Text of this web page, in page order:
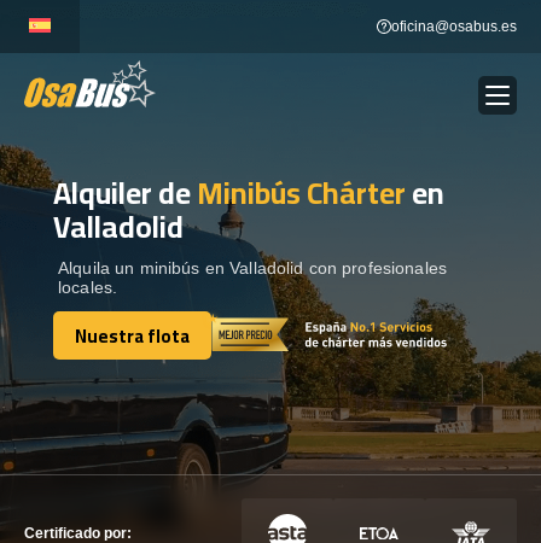
content
oficina@osabus.es
ALQUILER DE AUTOCARES Show dropdown
DESTINOS
RECORRIDAS Show dropdown
Alquiler deMinibús Chárteren
Valladolid
Alquila un minibús en Valladolid con profesionales
locales.
Nuestra flota
Nuestra flota
Certificado por: